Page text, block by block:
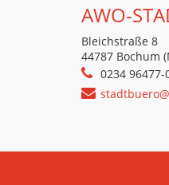
AWO-
Bleichstraße 8
44787 Bochum
0234 96477-